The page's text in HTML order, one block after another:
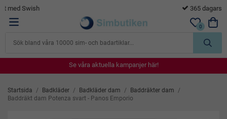
0
Se våra aktuella kampanjer här!
Se våra aktuella kampanjer här!
Se våra aktuella kampanjer här!
Se våra aktuella kampanjer här!
Startsida / Badkläder / Badkläder dam / Baddräkter dam
/
Baddräkt dam Potenza svart - Panos Emporio